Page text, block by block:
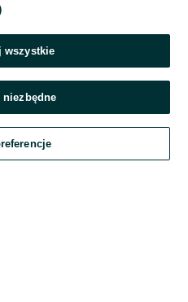
się
z dostawców wskazanych powyżej,
w jego aktualnym brzmieniu.
wszystkie